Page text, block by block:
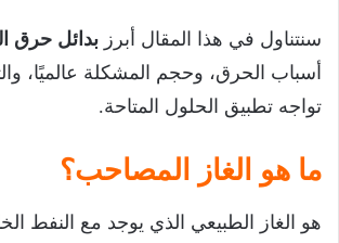
سنتناول في هذا المقال أبرز بدائل حرق
أسباب الحرق، وحجم المشكلة عالميًا،
تواجه تطبيق الحلول المتاحة.
ما هو الغاز المصاحب؟
هو الغاز الطبيعي الذي يوجد مع النفط